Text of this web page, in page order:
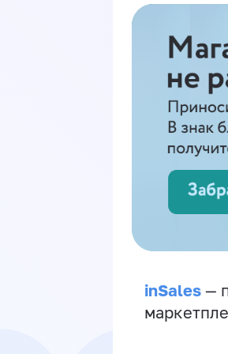
inSales —